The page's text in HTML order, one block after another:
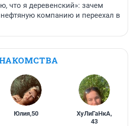
что я деревенский»: зачем
компанию и переехал в
Юлия,50 ХуЛиГаНкА,
43